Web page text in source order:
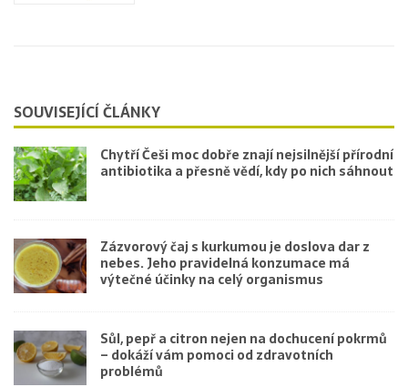
SOUVISEJÍCÍ ČLÁNKY
Chytří Češi moc dobře znají nejsilnější přírodní
antibiotika a přesně vědí, kdy po nich sáhnout
Zázvorový čaj s kurkumou je doslova dar z
nebes. Jeho pravidelná konzumace má
výtečné účinky na celý organismus
Sůl, pepř a citron nejen na dochucení pokrmů
– dokáží vám pomoci od zdravotních
problémů